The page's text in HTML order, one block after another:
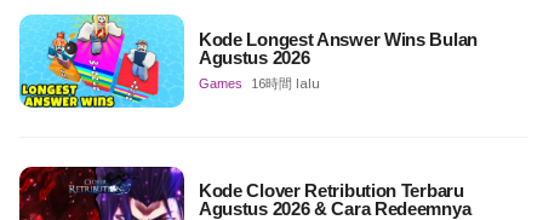
Kode Longest Answer Wins Bulan
Agustus 2026
Games 16時間 lalu
Kode Clover Retribution Terbaru
Agustus 2026 & Cara Redeemnya